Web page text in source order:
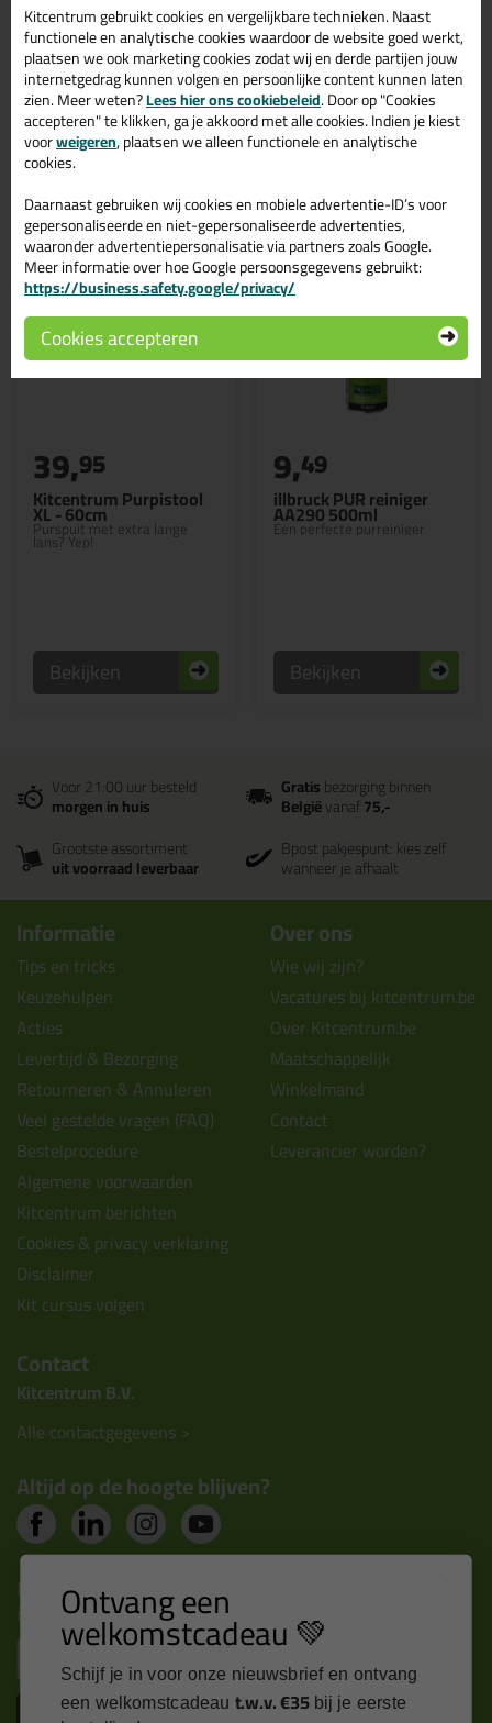
Kleur geel!
Gerelateerde producten
Kitcentrum Purpistool
XL - 60cm
Purspuit met extra lange
lans? Yep!
39,95
Bekijken
illbruck PUR reiniger
AA290 500ml
Een perfecte purreiniger
9,49
Bekijken
Voor 21:00 uur besteld
morgen in huis
Gratisbezorging binnen
Belgiëvanaf75,-
Grootste assortiment
uit voorraad leverbaar
Bpost pakjespunt: kies zelf
wanneer je afhaalt
Informatie
Tips en tricks
Keuzehulpen
Acties
Levertijd & Bezorging
Retourneren & Annuleren
Veel gestelde vragen (FAQ)
Bestelprocedure
Algemene voorwaarden
Kitcentrum berichten
Cookies & privacy verklaring
Disclaimer
Kit cursus volgen
Over ons
Wie wij zijn?
Vacatures bij kitcentrum.be
Over Kitcentrum.be
Maatschappelijk
Winkelmand
Contact
Leverancier worden?
Contact
Kitcentrum B.V.
Alle contactgegevens >
Altijd op de hoogte blijven?
Nieuws, tips en exclusieve deals rechtstreeks in je
inbox
Inschrijven
Kitcentrum gebruikt cookies en vergelijkbare technieken. Naast
functionele en analytische cookies waardoor de website goed werkt,
plaatsen we ook marketing cookies zodat wij en derde partijen jouw
internetgedrag kunnen volgen en persoonlijke content kunnen laten
zien. Meer weten?Lees hier ons cookiebeleid. Door op "Cookies
accepteren" te klikken, ga je akkoord met alle cookies. Indien je kiest
voorweigeren, plaatsen we alleen functionele en analytische
cookies.
Daarnaast gebruiken wij cookies en mobiele advertentie-ID’s voor
gepersonaliseerde en niet-gepersonaliseerde advertenties,
waaronder advertentiepersonalisatie via partners zoals Google.
Meer informatie over hoe Google persoonsgegevens gebruikt:
https://business.safety.google/privacy/
Cookies accepteren
Ontvang een
welkomstcadeau 💚
Schijf je in voor onze nieuwsbrief en ontvang
een welkomstcadeau t.w.v. €35 bij je eerste